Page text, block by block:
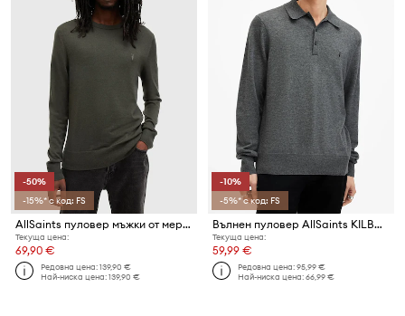
-50%
-15%* с код: FS
AllSaints пуловер мъжки от мериносова вълна
Текуща цена:
69,90 €
Редовна цена:139,90 €
Най-ниска цена:139,90 €
-10%
-5%* с код: FS
Вълнен пуловер AllSaints KILBURN
Текуща цена:
59,99 €
Редовна цена:95,99 €
Най-ниска цена:66,99 €